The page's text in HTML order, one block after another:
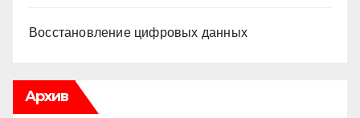
Восстановление цифровых данных
Архив